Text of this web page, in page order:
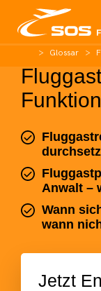
Glossar
Anwalt –
Wann
wann
Jetzt